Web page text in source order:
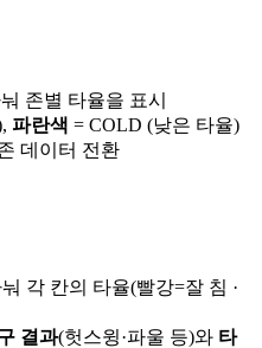
존별 타율을 표시
파란색 = COLD (낮은 타율)
데이터 전환
각 칸의 타율(빨강=잘 침 ·
결과(헛스윙·파울 등)와 타